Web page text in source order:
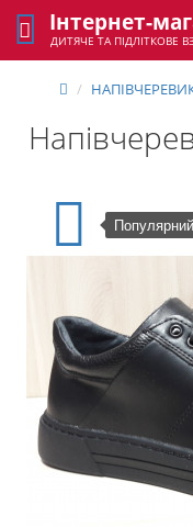
Інтернет-
ДИТЯЧЕ ТА ПІДЛІТКОВЕ
Популярний